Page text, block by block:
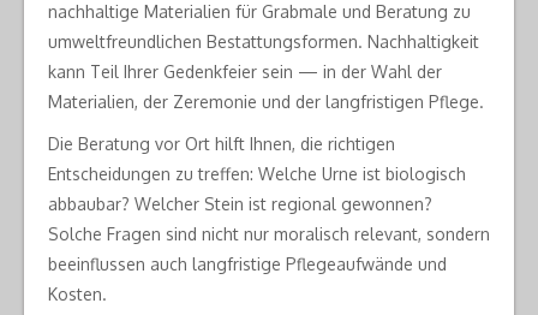
nachhaltige Materialien für Grabmale und Beratung zu
umweltfreundlichen Bestattungsformen. Nachhaltigkeit
kann Teil Ihrer Gedenkfeier sein — in der Wahl der
Materialien, der Zeremonie und der langfristigen Pflege.
Die Beratung vor Ort hilft Ihnen, die richtigen
Entscheidungen zu treffen: Welche Urne ist biologisch
abbaubar? Welcher Stein ist regional gewonnen?
Solche Fragen sind nicht nur moralisch relevant, sondern
beeinflussen auch langfristige Pflegeaufwände und
Kosten.